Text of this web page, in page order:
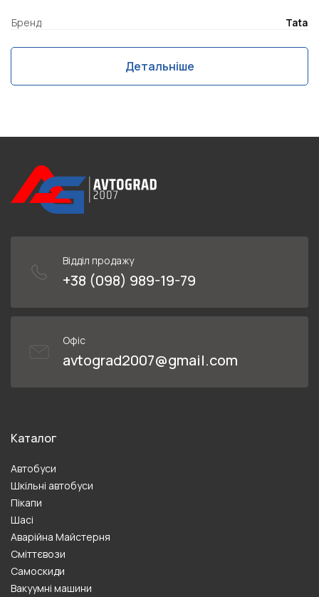
Бренд Tata
Детальніше
Каталог
Автобуси
Шкільні автобуси
Пікапи
Шасі
Аварійна Майстерня
Сміттєвози
Самоскиди
Вакуумні машини
Відділ продажу
+38 (098) 989-19-79
Офіс
avtograd2007@gmail.com